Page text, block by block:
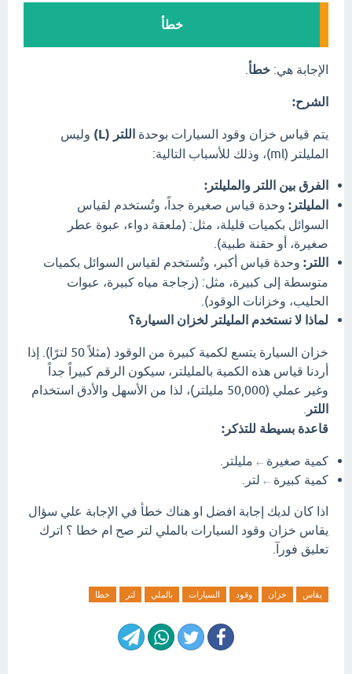
خطأ
الإجابة هي: خطأ
الشرح:
يتم قياس خزان وقود السيارات بوحدة اللتر (L)
وليس
المليلتر (ml)، وذلك للأسباب التالية:
الفرق بين اللتر والمليلتر:
المليلتر: وحدة قياس صغيرة جداً، وتُستخدم لقياس
السوائل بكميات قليلة، مثل: (ملعقة دواء، عبوة عطر
صغيرة، أو حقنة طبية).
اللتر: وحدة قياس أكبر، وتُستخدم لقياس السوائل بكميات
متوسطة إلى كبيرة، مثل: (زجاجة مياه كبيرة، عبوات
الحليب، وخزانات الوقود).
لماذا لا نستخدم المليلتر لخزان السيارة؟
خزان السيارة يتسع لكمية كبيرة من الوقود (مثلاً 50 لترًا). إذا
أردنا قياس هذه الكمية بالمليلتر، سيكون الرقم كبيراً جداً
وغير عملي (50,000 مليلتر)، لذا من الأسهل والأدق استخدام
اللتر
قاعدة بسيطة للتذكر:
كمية صغيرة
مليلتر.
كمية كبيرة
لتر.
اذا كان لديك إجابة افضل او هناك خطأ في الإجابة علي سؤال
يقاس خزان وقود السيارات بالملي لتر صح ام خطا ؟ اترك
تعليق فورآ.
يقاس خزان وقود السيارات بالملي لتر خطا